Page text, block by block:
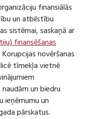
finansiālās
un atbilstību
sistēmai, saskaņā ar
finansēšanas
novēršanas
tīmekļa vietnē
un biedru
ieņēmumu un
pārskatus.